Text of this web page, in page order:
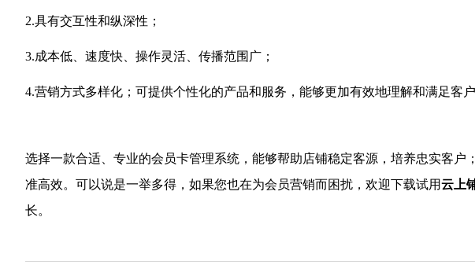
2.具有交互性和纵深性；
3.成本低、速度快、操作灵活、传播范围广；
4.营销方式多样化；可提供个性化的产品和服务，能够更加有效地理解和满足客户
选择一款合适、专业的会员卡管理系统，能够帮助店铺稳定客源，培养忠实客
准高效。可以说是一举多得，如果您也在为会员营销而困扰，欢迎下载试用云上
长。